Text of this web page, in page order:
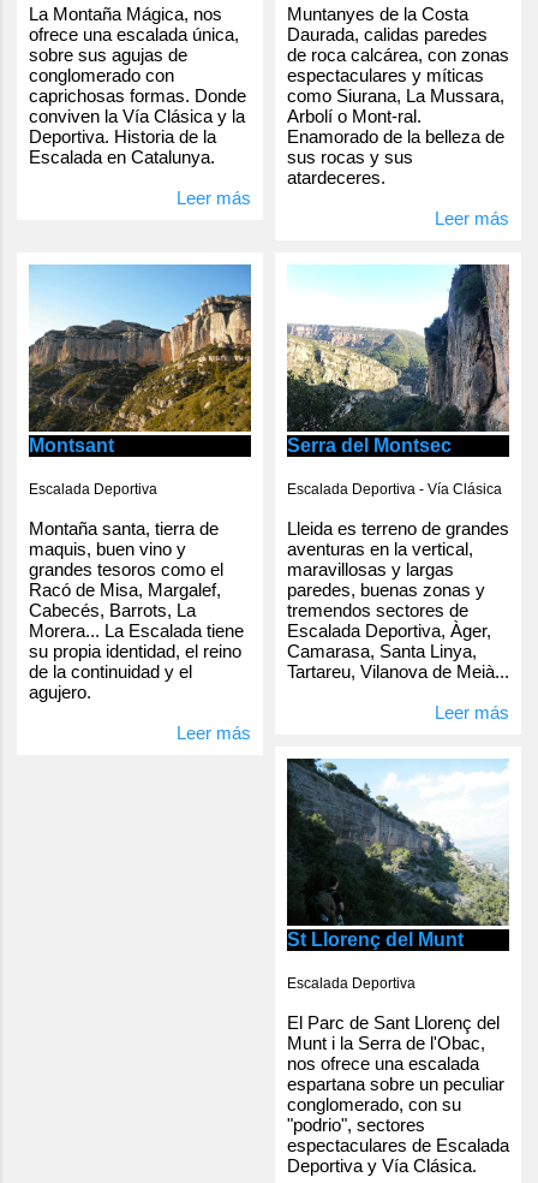
La Montaña Mágica, nos
ofrece una escalada única,
sobre sus agujas de
conglomerado con
caprichosas formas. Donde
conviven la Vía Clásica y la
Deportiva. Historia de la
Escalada en Catalunya.
Leer más
Muntanyes de la Costa
Daurada, calidas paredes
de roca calcárea, con zonas
espectaculares y míticas
como Siurana, La Mussara,
Arbolí o Mont-ral.
Enamorado de la belleza de
sus rocas y sus
atardeceres.
Leer más
Montsant
Escalada Deportiva
Montaña santa, tierra de
maquis, buen vino y
grandes tesoros como el
Racó de Misa, Margalef,
Cabecés, Barrots, La
Morera... La Escalada tiene
su propia identidad, el reino
de la continuidad y el
agujero.
Leer más
Serra del Montsec
Escalada Deportiva - Vía Clásica
Lleida es terreno de grandes
aventuras en la vertical,
maravillosas y largas
paredes, buenas zonas y
tremendos sectores de
Escalada Deportiva, Àger,
Camarasa, Santa Linya,
Tartareu, Vilanova de Meià...
Leer más
St Llorenç del Munt
Escalada Deportiva
El Parc de Sant Llorenç del
Munt i la Serra de l'Obac,
nos ofrece una escalada
espartana sobre un peculiar
conglomerado, con su
"podrio", sectores
espectaculares de Escalada
Deportiva y Vía Clásica.